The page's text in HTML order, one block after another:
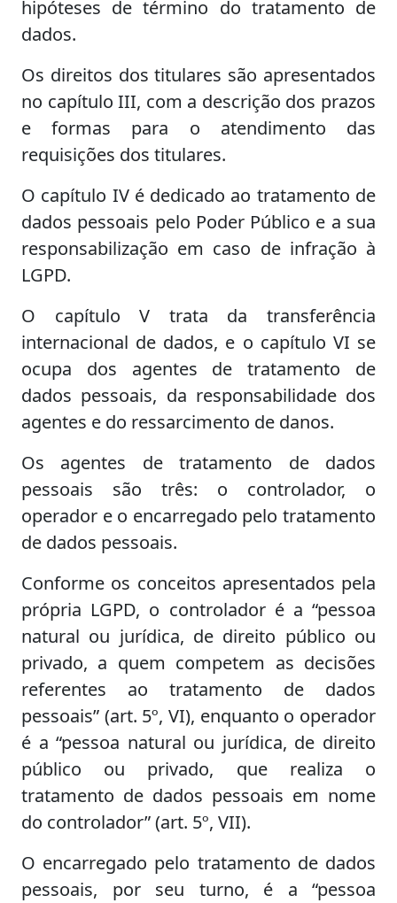
hipóteses de término do tratamento de
dados.
Os direitos dos titulares são apresentados
no capítulo III, com a descrição dos prazos
e formas para o atendimento das
requisições dos titulares.
O capítulo IV é dedicado ao tratamento de
dados pessoais pelo Poder Público e a sua
responsabilização em caso de infração à
LGPD.
O capítulo V trata da transferência
internacional de dados, e o capítulo VI se
ocupa dos agentes de tratamento de
dados pessoais, da responsabilidade dos
agentes e do ressarcimento de danos.
Os agentes de tratamento de dados
pessoais são três: o controlador, o
operador e o encarregado pelo tratamento
de dados pessoais.
Conforme os conceitos apresentados pela
própria LGPD, o controlador é a “pessoa
natural ou jurídica, de direito público ou
privado, a quem competem as decisões
referentes ao tratamento de dados
pessoais” (art. 5º, VI), enquanto o operador
é a “pessoa natural ou jurídica, de direito
público ou privado, que realiza o
tratamento de dados pessoais em nome
do controlador” (art. 5º, VII).
O encarregado pelo tratamento de dados
pessoais, por seu turno, é a “pessoa